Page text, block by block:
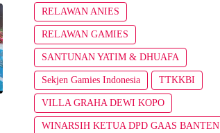
RELAWAN ANIES
RELAWAN GAMIES
SANTUNAN YATIM & DHUAFA
Sekjen Gamies Indonesia TTKKBI
VILLA GRAHA DEWI KOPO
WINARSIH KETUA DPD GAAS BANTEN